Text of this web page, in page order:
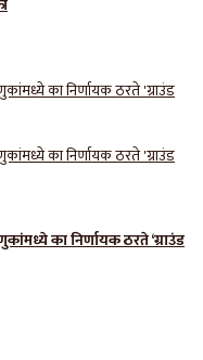
का निर्णायक ठरते ‘ग्राउंड